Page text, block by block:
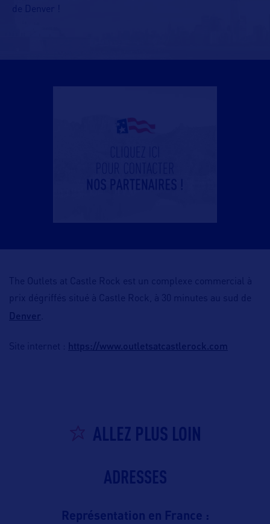
de Denver !
The Outlets at Castle Rock est un complexe commercial à
prix dégriffés situé à Castle Rock, à 30 minutes au sud de
Denver
Site internet : https://www.outletsatcastlerock.com
ALLEZ PLUS LOIN
ADRESSES
Représentation en France :